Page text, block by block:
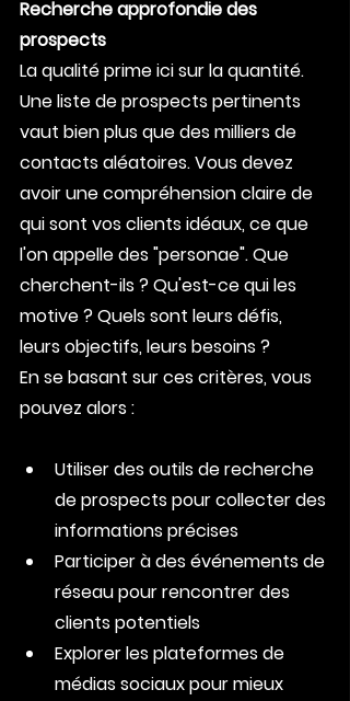
Recherche approfondie des
prospects
La qualité prime ici sur la quantité.
Une liste de prospects pertinents
vaut bien plus que des milliers de
contacts aléatoires. Vous devez
avoir une compréhension claire de
qui sont vos clients idéaux, ce que
l'on appelle des "personae". Que
cherchent-ils ? Qu'est-ce qui les
motive ? Quels sont leurs défis,
leurs objectifs, leurs besoins ?
En se basant sur ces critères, vous
pouvez alors :
Utiliser des outils de recherche
de prospects pour collecter des
informations précises
Participer à des événements de
réseau pour rencontrer des
clients potentiels
Explorer les plateformes de
médias sociaux pour mieux